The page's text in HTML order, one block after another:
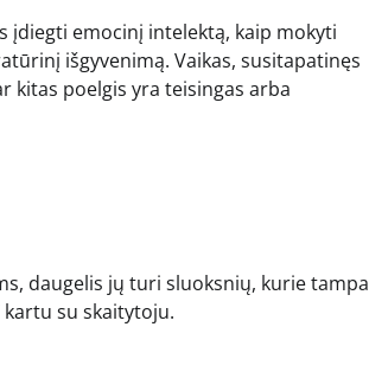
įdiegti emocinį intelektą, kaip mokyti
išgyvenimą. Vaikas, susitapatinęs
kitas poelgis yra teisingas arba
daugelis jų turi sluoksnių, kurie tampa
su skaitytoju.